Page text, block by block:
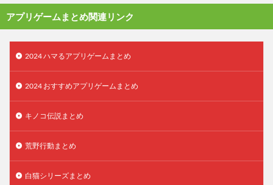
アプリゲームまとめ関連リンク
2024 ハマるアプリゲームまとめ
2024 おすすめアプリゲームまとめ
キノコ伝説まとめ
荒野行動まとめ
白猫シリーズまとめ